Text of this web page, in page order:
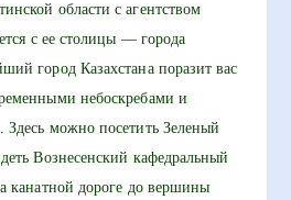
области с агентством
с ее столицы — города
город Казахстана поразит вас
небоскребами и
можно посетить Зеленый
Вознесенский кафедральный
канатной дороге до вершины